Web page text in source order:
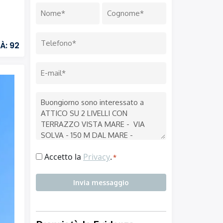
92
Nome
Telefono
Email
Messaggio
Consenso
Accetto la Privacy.*